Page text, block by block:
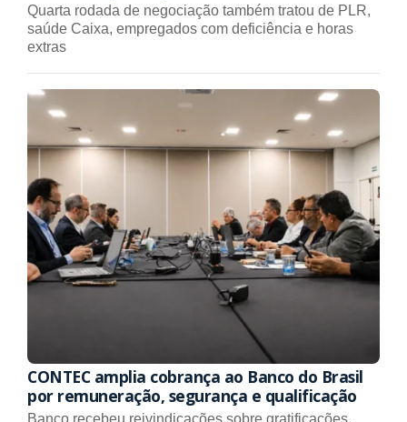
Quarta rodada de negociação também tratou de PLR,
saúde Caixa, empregados com deficiência e horas
extras
CONTEC amplia cobrança ao Banco do Brasil
por remuneração, segurança e qualificação
Banco recebeu reivindicações sobre gratificações,